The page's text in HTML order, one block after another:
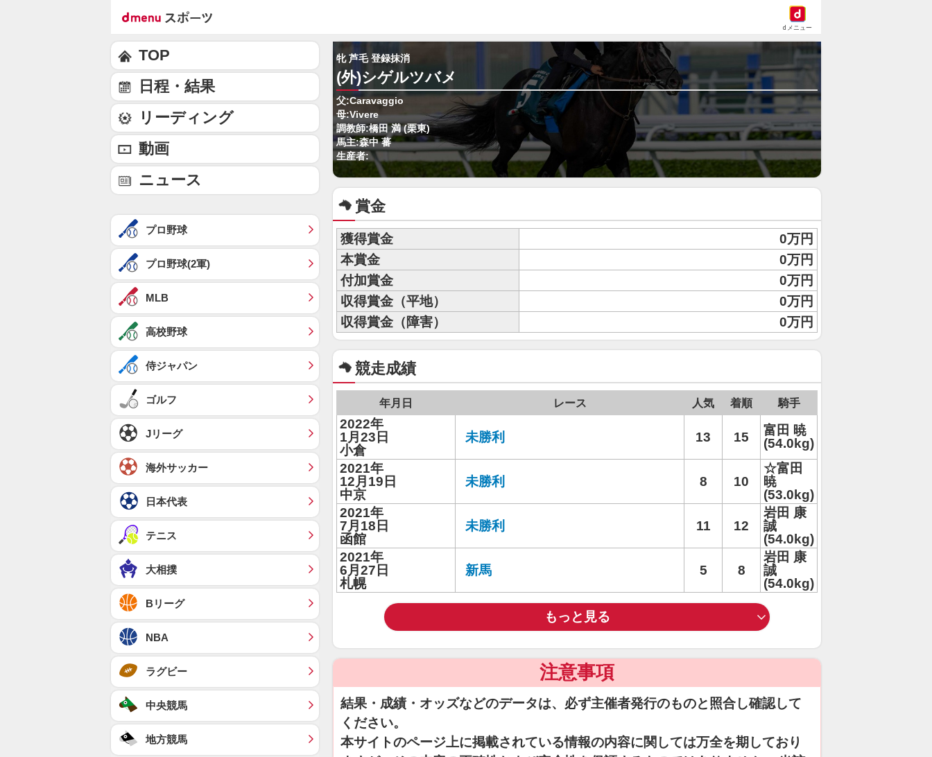
dメニュー
牝 芦毛 登録抹消
(外)シゲルツバメ
父:Caravaggio
母:Vivere
調教師:橋田 満 (栗東)
馬主:森中 蕃
生産者:
賞金
獲得賞金
0万円
本賞金
0万円
付加賞金
0万円
収得賞金（平地）
0万円
収得賞金（障害）
0万円
競走成績
年月日 レース 人気 着順 騎手
2022年
1月23日
小倉
未勝利 13 15
富田 暁
(54.0kg)
2021年
12月19日
中京
未勝利 8 10
☆富田
暁
(53.0kg)
2021年
7月18日
函館
未勝利 11 12
岩田 康
誠
(54.0kg)
2021年
6月27日
札幌
新馬 5 8
岩田 康
誠
(54.0kg)
もっと見る
注意事項
結果・成績・オッズなどのデータは、必ず主催者発行のものと照合し確認して
ください。
本サイトのページ上に掲載されている情報の内容に関しては万全を期しており
TOP
日程・結果
リーディング
動画
ニュース
プロ野球
プロ野球(2軍)
MLB
高校野球
侍ジャパン
ゴルフ
Jリーグ
海外サッカー
日本代表
テニス
大相撲
Bリーグ
NBA
ラグビー
中央競馬
地方競馬